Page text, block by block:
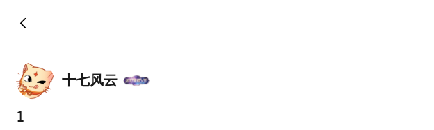
十七风云
1